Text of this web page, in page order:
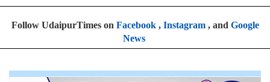
Follow UdaipurTimes on Facebook, Instagram, and Google
News